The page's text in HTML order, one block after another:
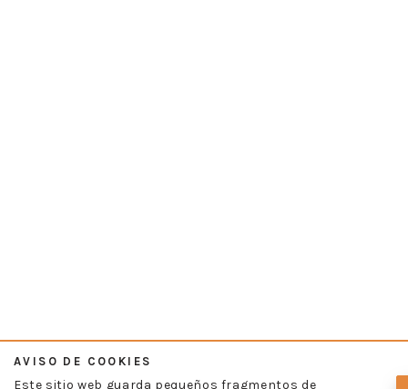
AVISO DE COOKIES
Este sitio web guarda pequeños fragmentos de